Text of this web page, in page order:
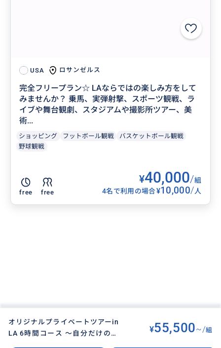
USA ロサンゼルス
完全フリープラン☆ LAならではの楽しみ方をして
みませんか？ 乗馬、実弾射撃、スポーツ観戦、ラ
イブや舞台観劇、スタジアムや撮影所ツアー、美
術...
ショッピング フットボール観戦
バスケットボール観戦
野球観戦
free free
¥40,000/組
4名で利用の場合¥10,000/人
オリジナルプライベートツアーin
LA 6時間コース 〜自分だけのス
¥55,500~/組